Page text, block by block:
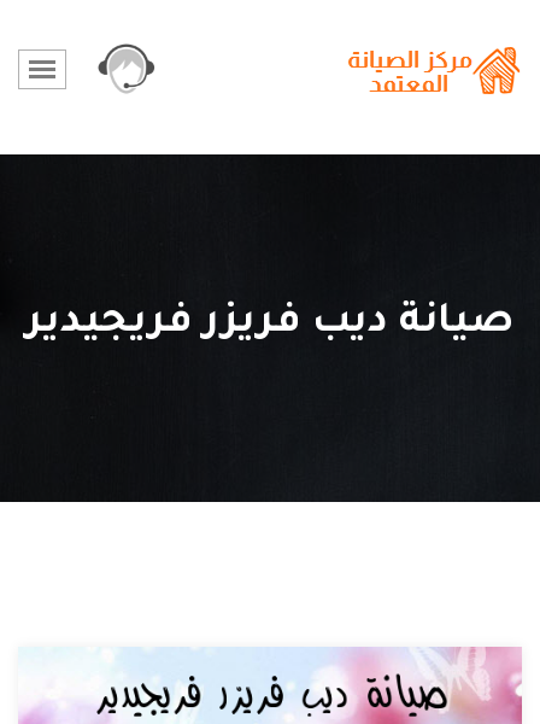
صيانة ديب فريزر فريجيدير